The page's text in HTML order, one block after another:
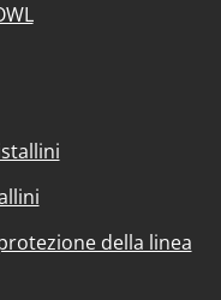
della linea